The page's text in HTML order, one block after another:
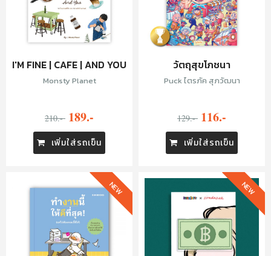
I'M FINE | CAFE | AND YOU
Monsty Planet
210.- 189.-
เพิ่มใส่รถเข็น
วัตถุสุขโภชนา
Puck ไตรภัค สุภวัฒนา
129.- 116.-
เพิ่มใส่รถเข็น
NEW NEW